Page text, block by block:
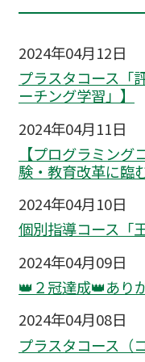
2024年04月12日
プラスタコース「
ーチング学習」】
2024年04月11日
【プログラミン
験・教育改革に臨
2024年04月10日
個別指導コース「
2024年04月09日
👑２冠達成👑あり
2024年04月08日
プラスタコース（